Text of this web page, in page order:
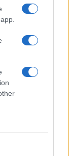
réduire la